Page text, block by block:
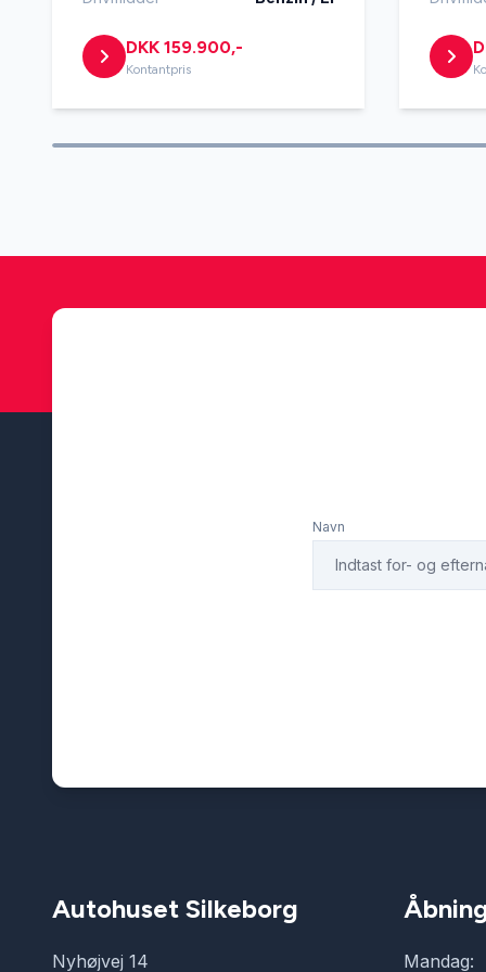
DKK 159.900,-
Kontantpris
Navn
Autohuset Silkeborg
Nyhøjvej 14 Mandag: